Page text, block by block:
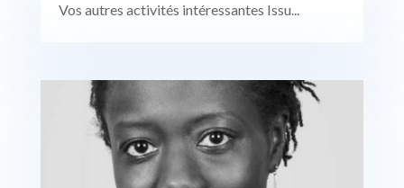
Vos autres activités intéressantes Issu...